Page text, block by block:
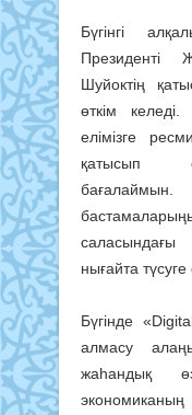
Бүгінгі
Президенті
Шуйоктің
өткім
елімізге
қатысып
бағалаймын.
саласындағы
нығайта түсуге
Бүгінде
алмасу
жаһандық